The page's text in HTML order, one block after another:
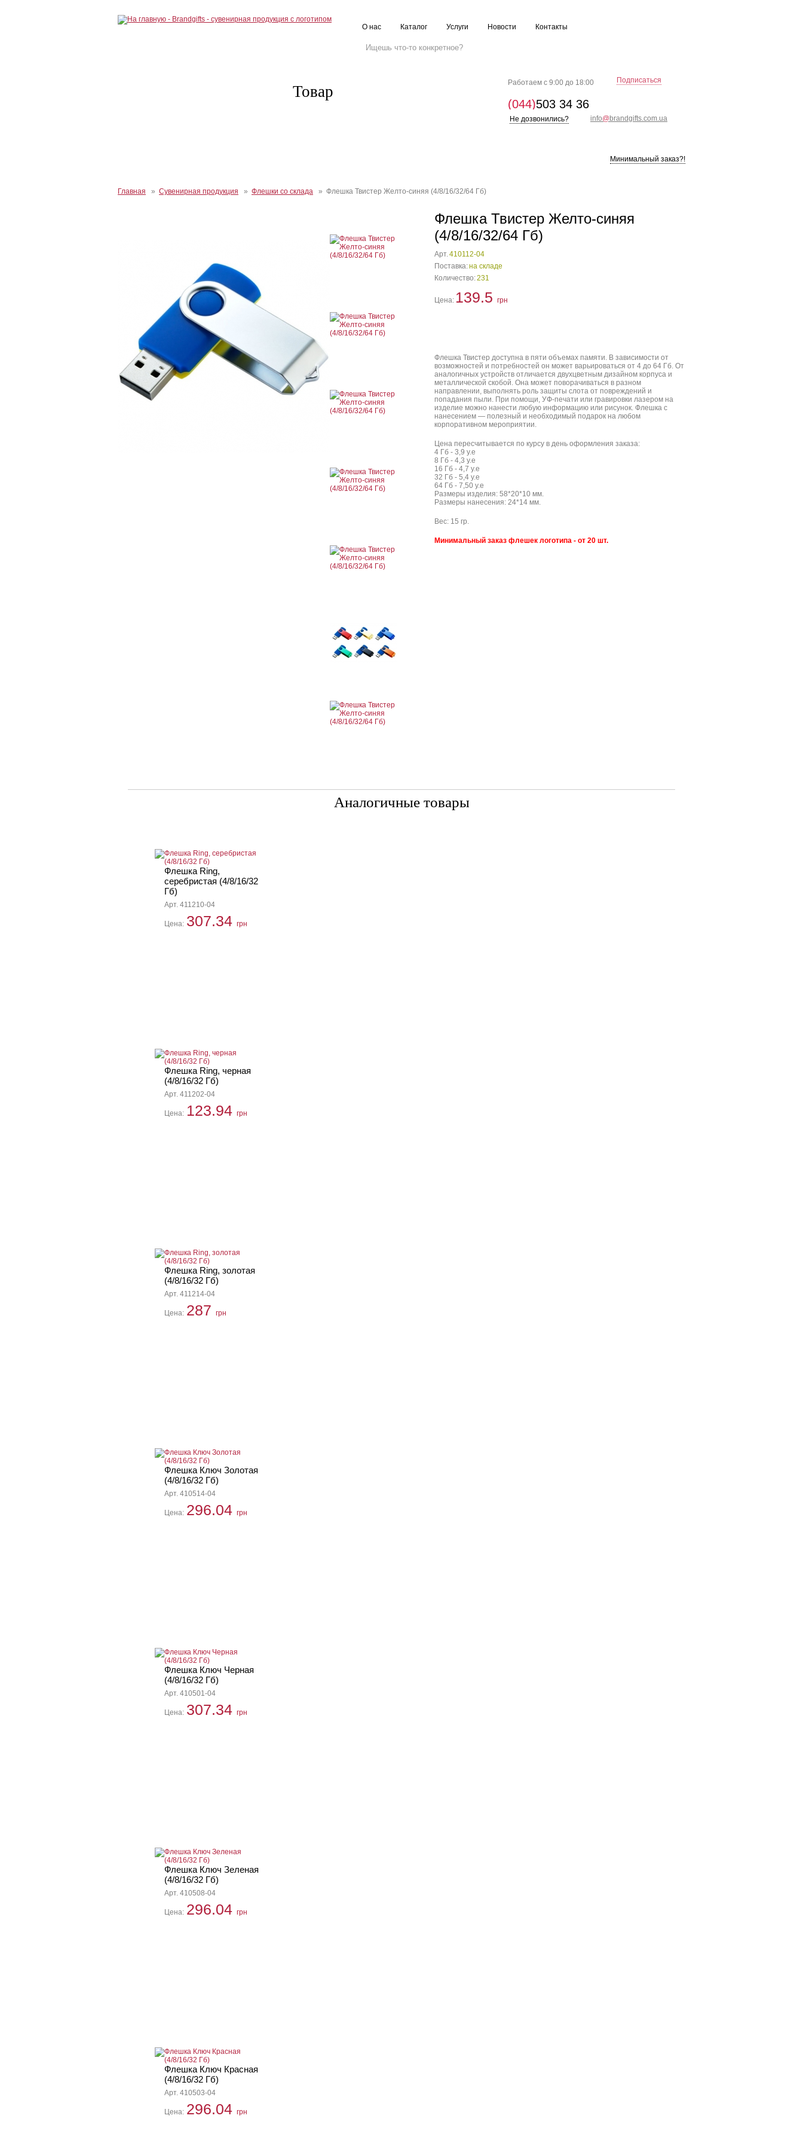
О нас Каталог Услуги Новости Контакты
Работаем с 9:00 до 18:00 Подписаться
(044)503 34 36
Не дозвонились? info@ brandgifts.com.ua
Товар
Минимальный заказ?!
Главная » Сувенирная продукция » Флешки со склада » Флешка Твистер Желто-синяя (4/8/16/32/64 Гб)
Флешка Твистер Желто-синяя
(4/8/16/32/64 Гб)
Арт.410112-04
Поставка:на складе
Количество:231
Цена: 139.5 грн
Флешка Твистер доступна в пяти объемах памяти. В зависимости от
возможностей и потребностей он может варьироваться от 4 до 64 Гб. От
аналогичных устройств отличается двухцветным дизайном корпуса и
металлической скобой. Она может поворачиваться в разном
направлении, выполнять роль защиты слота от повреждений и
попадания пыли. При помощи, УФ-печати или гравировки лазером на
изделие можно нанести любую информацию или рисунок. Флешка с
нанесением — полезный и необходимый подарок на любом
корпоративном мероприятии.
Цена пересчитывается по курсу в день оформления заказа:
4 Гб - 3,9 у.е
8 Гб - 4,3 у.е
16 Гб - 4,7 у.е
32 Гб - 5,4 у.е
64 Гб - 7,50 у.е
Размеры изделия: 58*20*10 мм.
Размеры нанесения: 24*14 мм.
Вес: 15 гр.
Минимальный заказ флешек логотипа - от 20 шт.
Аналогичные товары
Флешка Ring,
серебристая (4/8/16/32
Гб)
Арт. 411210-04
Цена: 307.34 грн
Флешка Ring, черная
(4/8/16/32 Гб)
Арт. 411202-04
Цена: 123.94 грн
Флешка Ring, золотая
(4/8/16/32 Гб)
Арт. 411214-04
Цена: 287 грн
Флешка Ключ Золотая
(4/8/16/32 Гб)
Арт. 410514-04
Цена: 296.04 грн
Флешка Ключ Черная
(4/8/16/32 Гб)
Арт. 410501-04
Цена: 307.34 грн
Флешка Ключ Зеленая
(4/8/16/32 Гб)
Арт. 410508-04
Цена: 296.04 грн
Флешка Ключ Красная
(4/8/16/32 Гб)
Арт. 410503-04
Цена: 296.04 грн